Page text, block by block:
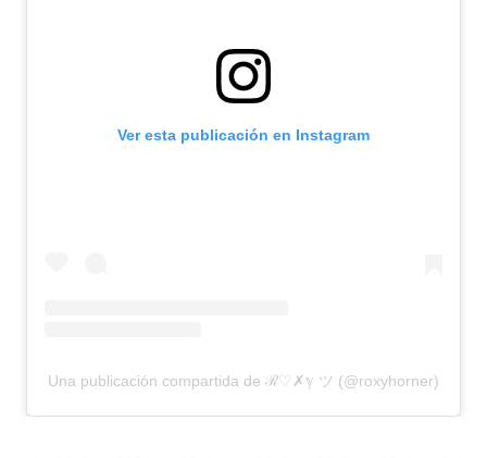
Ver esta publicación en Instagram
Una publicación compartida de ℛ♡✗ℽ ツ (@roxyhorner)